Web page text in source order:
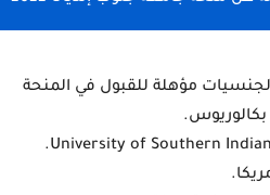
مؤهلة للقبول في المنحة